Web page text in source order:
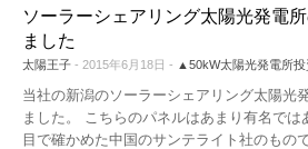
ソーラーシェアリング太陽光発電
ました
太陽王子 - 2015年6月18日 - ▲50kW太陽光発電所
当社の新潟のソーラーシェアリング太陽光
ました。 こちらのパネルはあまり有名で
目で確かめた中国のサンテライト社のもの